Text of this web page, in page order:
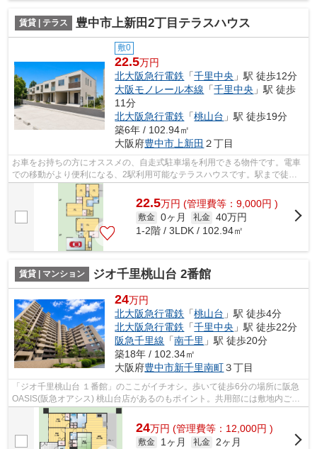
賃貸 | テラス 豊中市上新田2丁目テラスハウス
敷0
22.5万円
北大阪急行電鉄 「千里中央 」駅 徒歩12分
大阪モノレール本線 「千里中央 」駅 徒歩
11分
北大阪急行電鉄 「桃山台 」駅 徒歩19分
築6年 / 102.94㎡
大阪府豊中市 上新田 ２丁目
お車をお持ちの方にオススメの、自走式駐車場を利用できる物件です。電車
での移動がより便利になる、2駅利用可能なテラスハウスです。駅まで徒歩
12分でアクセス可能な物件です。いつで...
22.5万円 (管理費等：9,000円 )
敷金 0ヶ月 礼金 40万円
1-2階 / 3LDK / 102.94㎡
賃貸 | マンション ジオ千里桃山台 2番館
24万円
北大阪急行電鉄 「桃山台 」駅 徒歩4分
北大阪急行電鉄 「千里中央 」駅 徒歩22分
阪急千里線 「南千里 」駅 徒歩20分
築18年 / 102.34㎡
大阪府豊中市新千里南町３丁目
「ジオ千里桃山台 １番館」のここがイチオシ。歩いて徒歩6分の場所に阪急
OASIS(阪急オアシス) 桃山台店があるのもポイント。共用部には敷地内ごみ
置き場・エレベータ2基などが備わって...
24万円 (管理費等：12,000円 )
敷金 1ヶ月 礼金
2ヶ月